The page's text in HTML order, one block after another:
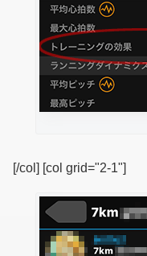
[/col] [col grid="2-1"]